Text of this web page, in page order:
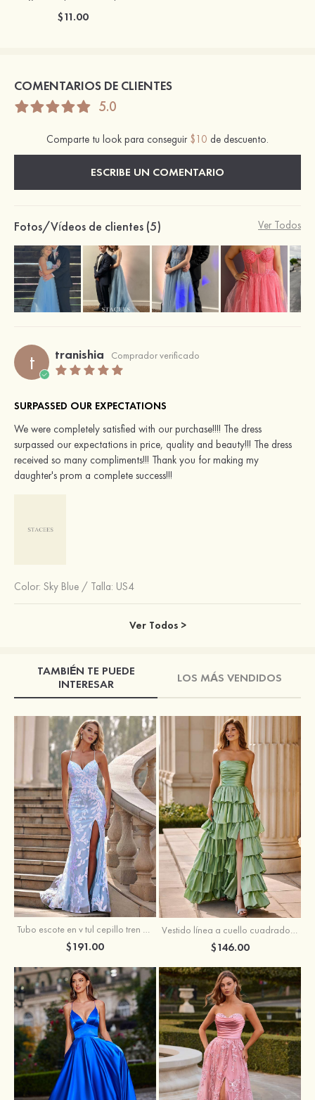
$11.00
COMENTARIOS DE CLIENTES
5.0
Comparte tu look para conseguir $10 de descuento.
ESCRIBE UN COMENTARIO
Fotos/Vídeos de clientes (5) Ver Todos
t tranishia Comprador verificado
SURPASSED OUR EXPECTATIONS
We were completely satisfied with our purchase!!!! The dress
surpassed our expectations in price, quality and beauty!!! The dress
received so many compliments!!! Thank you for making my
daughter's prom a complete success!!!
Color: Sky Blue / Talla: US4
Ver Todos >
TAMBIÉN TE PUEDE
INTERESAR
LOS MÁS VENDIDOS
Tubo escote en v tul cepillo tren vestido de graduación
$191.00 $146.00